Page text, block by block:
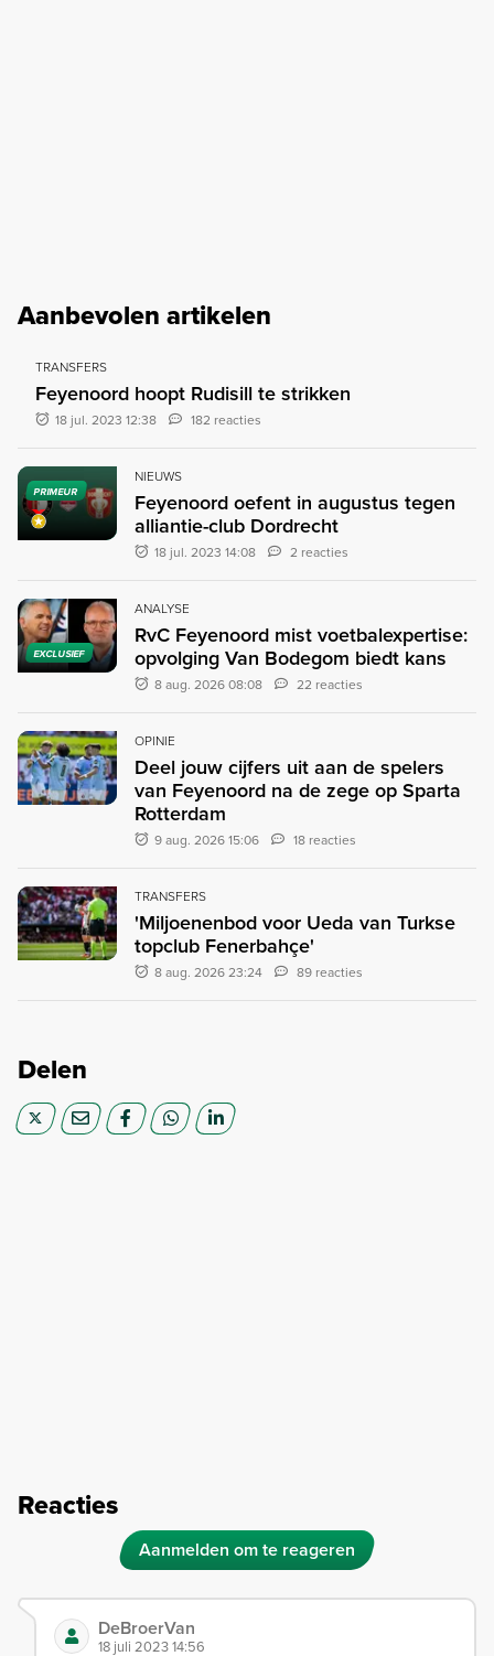
Aanbevolen artikelen
TRANSFERS
Feyenoord hoopt Rudisill te strikken
18 jul. 2023 12:38 182 reacties
PRIMEUR
NIEUWS
Feyenoord oefent in augustus tegen
alliantie-club Dordrecht
18 jul. 2023 14:08 2 reacties
EXCLUSIEF
ANALYSE
RvC Feyenoord mist voetbalexpertise:
opvolging Van Bodegom biedt kans
8 aug. 2026 08:08 22 reacties
OPINIE
Deel jouw cijfers uit aan de spelers
van Feyenoord na de zege op Sparta
Rotterdam
9 aug. 2026 15:06 18 reacties
TRANSFERS
'Miljoenenbod voor Ueda van Turkse
topclub Fenerbahçe'
8 aug. 2026 23:24 89 reacties
Delen
Reacties
Aanmelden om te reageren
DeBroerVan
18 juli 2023 14:56